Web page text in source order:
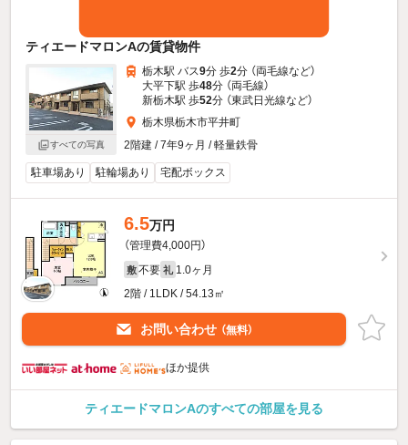
ティエードマロンAの賃貸物件
すべての写真
栃木駅 バス9分 歩2分 （両毛線など）
大平下駅 歩48分 （両毛線）
新栃木駅 歩52分 （東武日光線など）
栃木県栃木市平井町
2階建 / 7年9ヶ月 / 軽量鉄骨
駐車場あり 駐輪場あり 宅配ボックス
6.5万円
（管理費4,000円）
敷 不要 礼 1.0ヶ月
2階 / 1LDK / 54.13㎡
お問い合わせ （無料）
ほか提供
ティエードマロンAのすべての部屋を見る